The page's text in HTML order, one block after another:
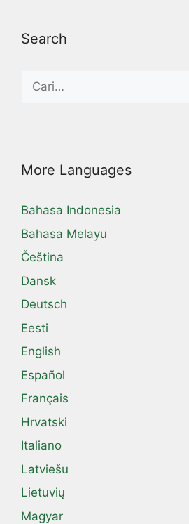
Search
Search
More Languages
Bahasa Indonesia
Bahasa Melayu
Čeština
Dansk
Deutsch
Eesti
English
Español
Français
Hrvatski
Italiano
Latviešu
Lietuvių
Magyar